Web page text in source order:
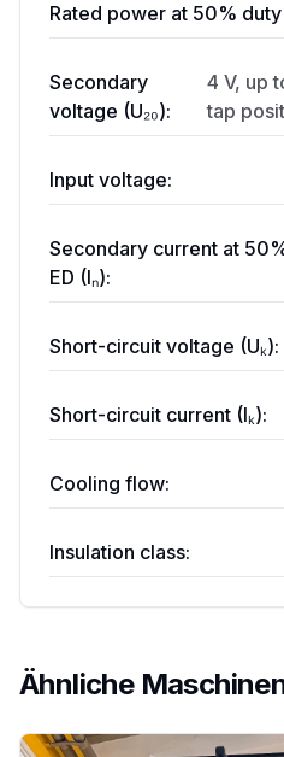
Rated power at 50%
Secondary
voltage (U₂₀):
4 V, up
tap
Input voltage:
Secondary current at
ED (Iₙ):
Short-circuit voltage (Uₖ):
Short-circuit current (Iₖ):
Cooling flow:
Insulation class:
Ähnliche